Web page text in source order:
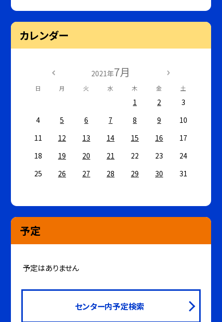
カレンダー
2021年7月
日 月 火 水 木 金 土
1 2
3
4
5 6 7 8 9
10
11
12 13 14 15 16
17
18
19 20 21 22 23
24
25
26 27 28 29 30 31
予定
予定はありません
センター内予定検索